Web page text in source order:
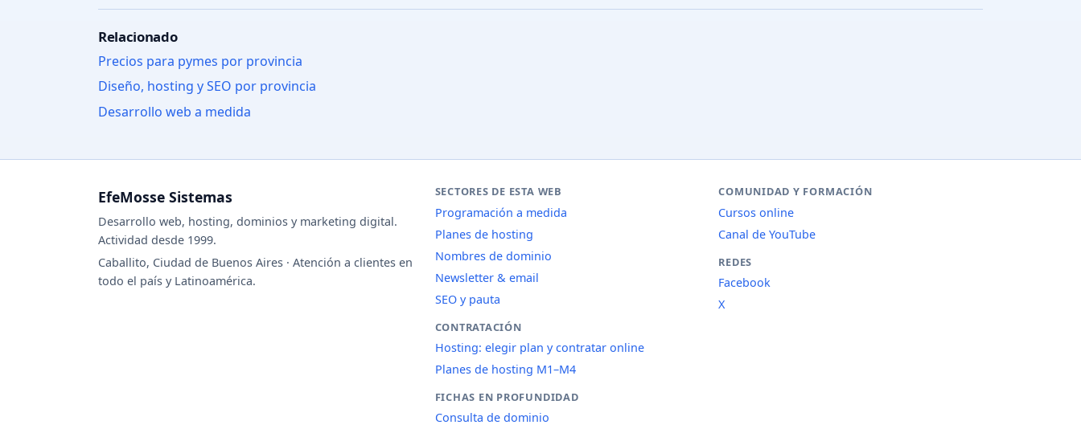
Relacionado
Precios para pymes por provincia
Diseño, hosting y SEO por provincia
Desarrollo web a medida
EfeMosse Sistemas
Desarrollo web, hosting, dominios y marketing digital.
Actividad desde 1999.
Caballito, Ciudad de Buenos Aires · Atención a clientes en
todo el país y Latinoamérica.
SECTORES DE ESTA WEB
Programación a medida
Planes de hosting
Nombres de dominio
Newsletter & email
SEO y pauta
CONTRATACIÓN
Hosting: elegir plan y contratar online
Planes de hosting M1–M4
FICHAS EN PROFUNDIDAD
Consulta de dominio
COMUNIDAD Y FORMACIÓN
Cursos online
Canal de YouTube
REDES
Facebook
X